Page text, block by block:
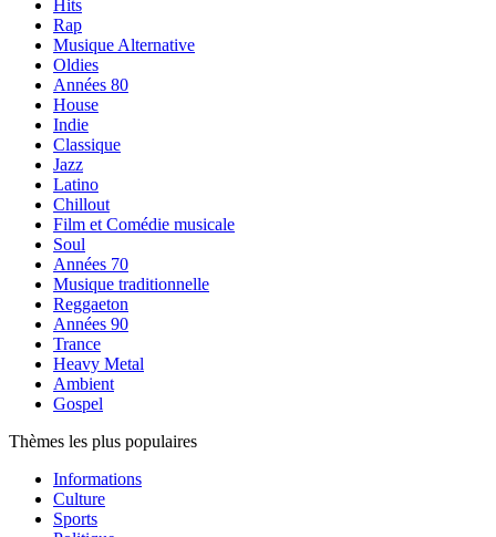
Hits
Rap
Musique Alternative
Oldies
Années 80
House
Indie
Classique
Jazz
Latino
Chillout
Film et Comédie musicale
Soul
Années 70
Musique traditionnelle
Reggaeton
Années 90
Trance
Heavy Metal
Ambient
Gospel
Thèmes les plus populaires
Informations
Culture
Sports